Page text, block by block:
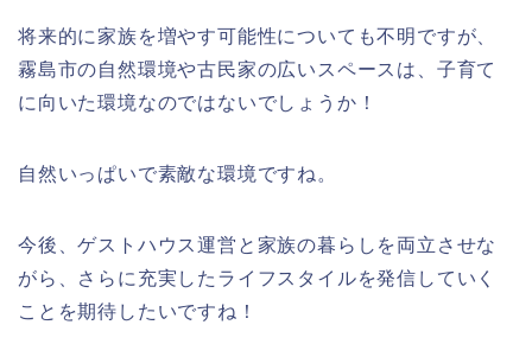
将来的に家族を増やす可能性についても不明ですが、
霧島市の自然環境や古民家の広いスペースは、子育て
に向いた環境なのではないでしょうか！
自然いっぱいで素敵な環境ですね。
今後、ゲストハウス運営と家族の暮らしを両立させな
がら、さらに充実したライフスタイルを発信していく
ことを期待したいですね！